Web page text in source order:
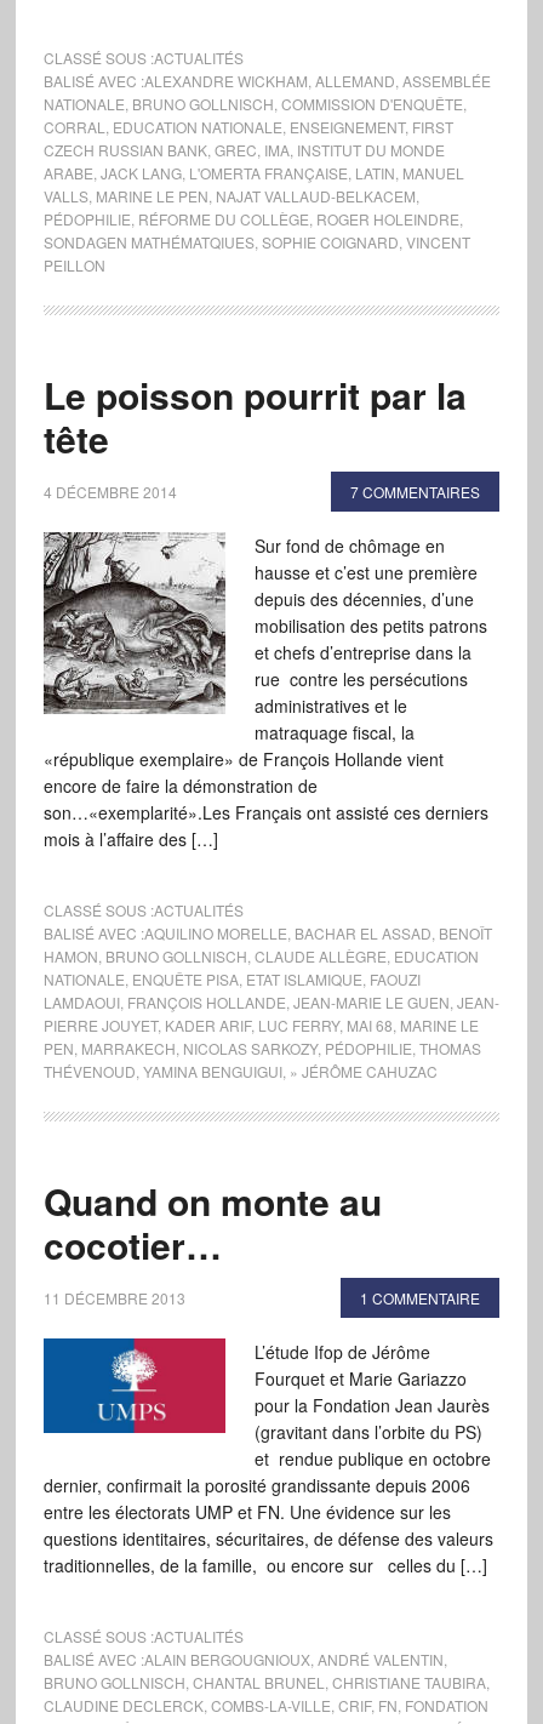
CLASSÉ SOUS :ACTUALITÉS
BALISÉ AVEC :ALEXANDRE WICKHAM ALLEMAND ASSEMBLÉE
NATIONALE BRUNO GOLLNISCH COMMISSION D'ENQUÊTE
CORRAL
EDUCATION NATIONALE ENSEIGNEMENT, FIRST
CZECH RUSSIAN BANK, GREC IMA, INSTITUT DU MONDE
ARABE JACK LANG, L'OMERTA FRANÇAISE LATIN MANUEL
VALLS, MARINE LE PEN NAJAT VALLAUD-BELKACEM
PÉDOPHILIE RÉFORME DU COLLÈGE ROGER HOLEINDRE
SONDAGEN MATHÉMATQIUES, SOPHIE COIGNARD VINCENT
PEILLON
Le poisson pourrit par la
tête
4 DÉCEMBRE 2014 7 COMMENTAIRES
Sur fond de chômage en
hausse et c’est une première
depuis des décennies, d’une
mobilisation des petits patrons
et chefs d’entreprise dans la
rue contre les persécutions
administratives et le
matraquage fiscal, la
«république exemplaire» de François Hollande vient
encore de faire la démonstration de
son…«exemplarité».Les Français ont assisté ces derniers
mois à l’affaire des […]
CLASSÉ SOUS :ACTUALITÉS
BALISÉ AVEC :AQUILINO MORELLE BACHAR EL ASSAD BENOÎT
HAMON BRUNO GOLLNISCH CLAUDE ALLÈGRE EDUCATION
NATIONALE ENQUÊTE PISA, ETAT ISLAMIQUE FAOUZI
LAMDAOUI, FRANÇOIS HOLLANDE JEAN-MARIE LE GUEN JEAN-
PIERRE JOUYET, KADER ARIF, LUC FERRY, MAI 68 MARINE LE
PEN MARRAKECH NICOLAS SARKOZY, PÉDOPHILIE THOMAS
THÉVENOUD YAMINA BENGUIGUI, » JÉRÔME CAHUZAC
Quand on monte au
cocotier…
11 DÉCEMBRE 2013 1 COMMENTAIRE
L’étude Ifop de Jérôme
Fourquet et Marie Gariazzo
pour la Fondation Jean Jaurès
(gravitant dans l’orbite du PS)
et rendue publique en octobre
dernier, confirmait la porosité grandissante depuis 2006
entre les électorats UMP et FN. Une évidence sur les
questions identitaires, sécuritaires, de défense des valeurs
traditionnelles, de la famille, ou encore sur celles du […]
CLASSÉ SOUS :ACTUALITÉS
BALISÉ AVEC :ALAIN BERGOUGNIOUX, ANDRÉ VALENTIN
BRUNO GOLLNISCH CHANTAL BRUNEL CHRISTIANE TAUBIRA,
CLAUDINE DECLERCK, COMBS-LA-VILLE CRIF, FN FONDATION